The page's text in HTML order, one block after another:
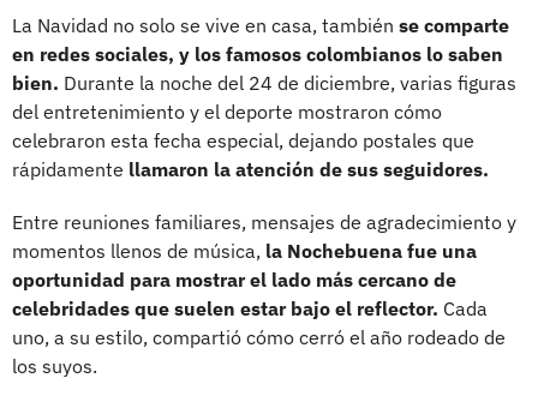
La Navidad no solo se vive en casa, también se comparte
en redes sociales, y los famosos colombianos lo saben
bien. Durante la noche del 24 de diciembre, varias figuras
del entretenimiento y el deporte mostraron cómo
celebraron esta fecha especial, dejando postales que
rápidamente llamaron la atención de sus seguidores.
Entre reuniones familiares, mensajes de agradecimiento y
momentos llenos de música, la Nochebuena fue una
oportunidad para mostrar el lado más cercano de
celebridades que suelen estar bajo el reflector. Cada
uno, a su estilo, compartió cómo cerró el año rodeado de
los suyos.